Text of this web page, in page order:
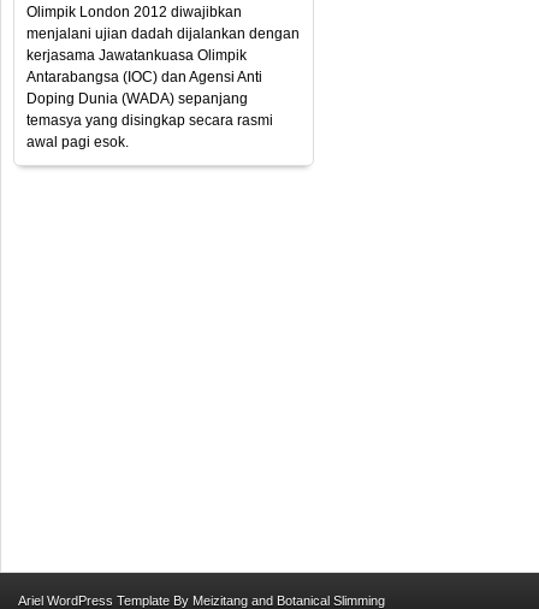
Olimpik London 2012 diwajibkan
menjalani ujian dadah dijalankan dengan
kerjasama Jawatankuasa Olimpik
Antarabangsa (IOC) dan Agensi Anti
Doping Dunia (WADA) sepanjang
temasya yang disingkap secara rasmi
awal pagi esok.
Ariel WordPress Template By Meizitang and Botanical Slimming